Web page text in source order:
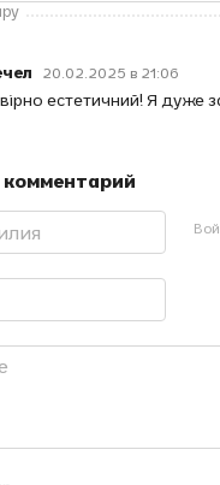
20.02.2025 в 21:06
естетичний! Я дуже